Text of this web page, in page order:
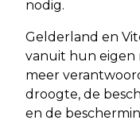
nodig.
Gelderland en
vanuit hun eigen
meer
droogte, de
en de